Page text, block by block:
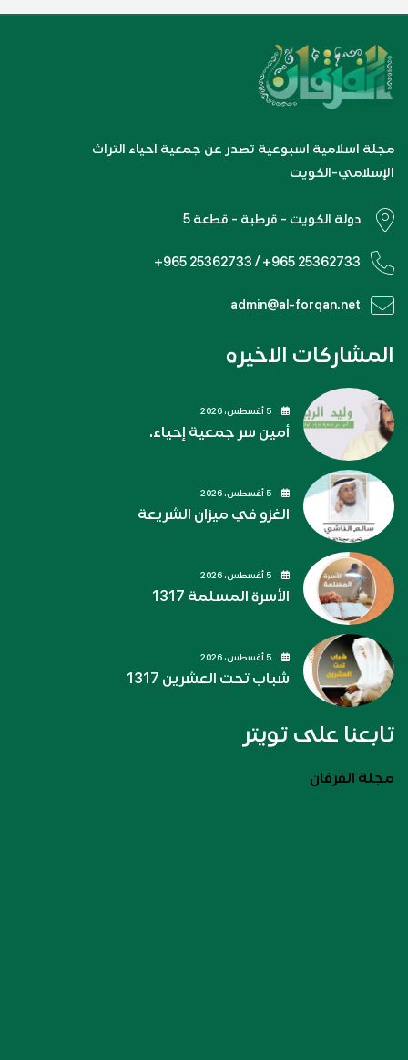
مجلة اسلامية اسبوعية تصدر عن جمعية احياء التراث
الإسلامي-الكويت
دولة الكويت - قرطبة - قطعة 5
+965 25362733 / +965 25362733
admin@al-forqan.net
المشاركات الاخيره
أمين سر جمعية إحياء.
الغزو في ميزان الشريعة
الأسرة المسلمة 1317
شباب تحت العشرين 1317
تابعنا على تويتر
مجلة الفرقان